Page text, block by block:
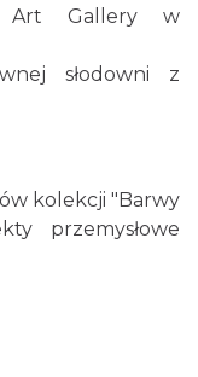
Art Gallery w
słodowni z
kolekcji "Barwy
przemysłowe